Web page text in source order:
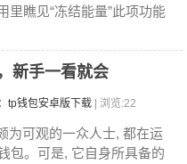
里瞧见“冻结能量”此项功能
新手一看就会
tp钱包安卓版下载 | 浏览:22
为可观的一众人士, 都在运
包。可是, 它自身所具备的